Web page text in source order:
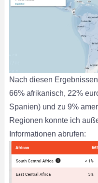
Nach diesen
66% afrikanisch, 22%
Spanien) und zu 9%
Regionen konnte ich
Informationen abrufen: